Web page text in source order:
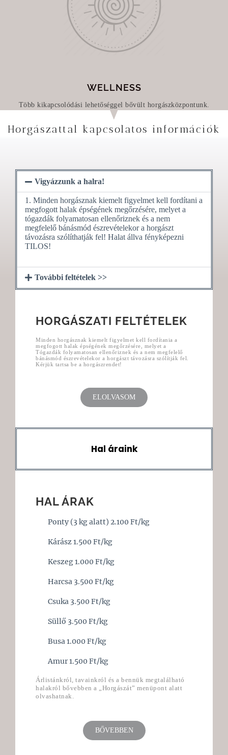
WELLNESS
Több kikapcsolódási lehetőséggel bővült horgászközpontunk.
Horgászattal kapcsolatos információk
Vigyázzunk a halra!
1. Minden horgásznak kiemelt figyelmet kell fordítani a
megfogott halak épségének megőrzésére, melyet a
tógazdák folyamatosan ellenőriznek és a nem
megfelelő bánásmód észrevételekor a horgászt
távozásra szólíthatják fel! Halat állva fényképezni
TILOS!
További feltételek >>
HORGÁSZATI FELTÉTELEK
Minden horgásznak kiemelt figyelmet kell fordítania a
megfogott halak épségének megőrzésére, melyet a
Tógazdák folyamatosan ellenőriznek és a nem megfelelő
bánásmód észrevételekor a horgászt távozásra szólítják fel.
Kérjük tartsa be a horgászrendet!
ELOLVASOM
Hal áraink
HAL ÁRAK
Ponty (3 kg alatt) 2.100 Ft/kg
Kárász 1.500 Ft/kg
Keszeg 1.000 Ft/kg
Harcsa 3.500 Ft/kg
Csuka 3.500 Ft/kg
Süllő 3.500 Ft/kg
Busa 1.000 Ft/kg
Amur 1.500 Ft/kg
Árlistánkról, tavainkról és a bennük megtalálható
halakról bővebben a „Horgászát” menüpont alatt
olvashatnak.
BŐVEBBEN